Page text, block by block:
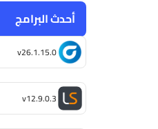
أحدث البرامج
v26.1.15.0
v12.9.0.3